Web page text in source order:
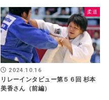
柔道
2024.10.16
リレーインタビュー第５６回 杉本
美香さん（前編）